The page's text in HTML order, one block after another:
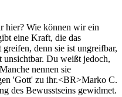
hier? Wie können wir ein
eine Kraft, die das
denn sie ist ungreifbar,
unsichtbar. Du weißt jedoch,
nennen sie
'Gott' zu ihr.<BR>Marko C.
des Bewusstseins gewidmet.